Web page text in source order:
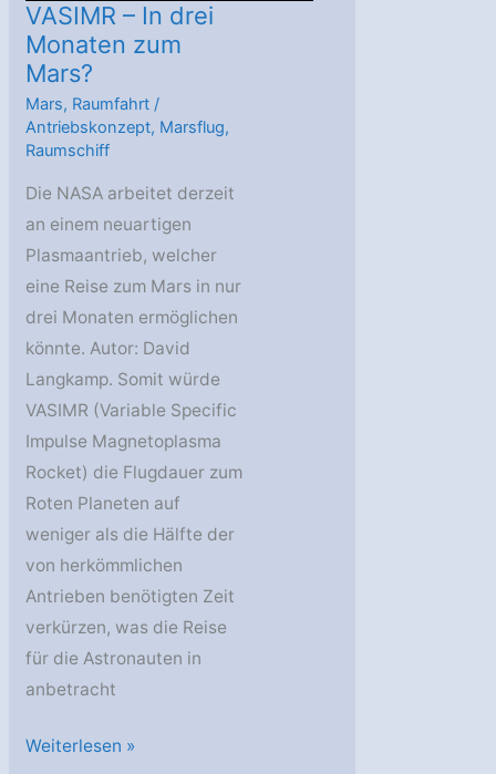
VASIMR – In drei
Monaten zum
Mars?
Mars, Raumfahrt /
Antriebskonzept, Marsflug,
Raumschiff
Die NASA arbeitet derzeit
an einem neuartigen
Plasmaantrieb, welcher
eine Reise zum Mars in nur
drei Monaten ermöglichen
könnte. Autor: David
Langkamp. Somit würde
VASIMR (Variable Specific
Impulse Magnetoplasma
Rocket) die Flugdauer zum
Roten Planeten auf
weniger als die Hälfte der
von herkömmlichen
Antrieben benötigten Zeit
verkürzen, was die Reise
für die Astronauten in
anbetracht
VASIMR
Weiterlesen »